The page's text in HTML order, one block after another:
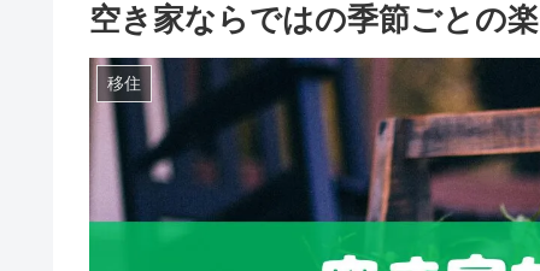
空き家ならではの季節ごとの
移住